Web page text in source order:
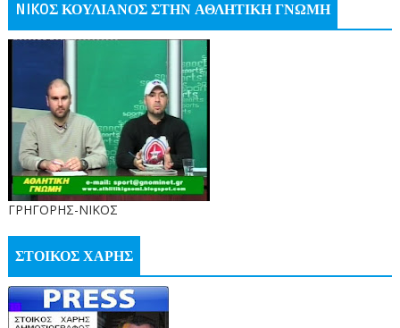
NIKOΣ ΚΟΥΛΙΑΝΟΣ ΣΤΗΝ ΑΘΛΗΤΙΚΗ ΓΝΩΜΗ
ΓΡΗΓΟΡΗΣ-ΝΙΚΟΣ
ΣΤΟΙΚΟΣ ΧΑΡΗΣ